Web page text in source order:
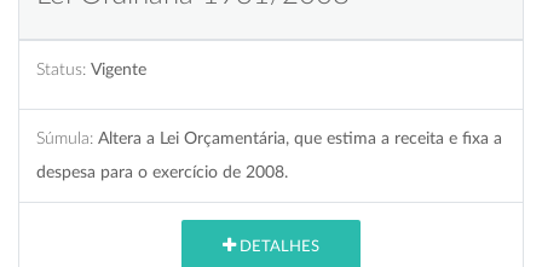
Status: Vigente
Súmula: Altera a Lei Orçamentária, que estima a receita e fixa a
despesa para o exercício de 2008.
DETALHES